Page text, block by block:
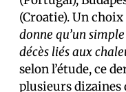
(Croatie). Un
donne qu’un
décès liés aux
selon l’étude, ce
plusieurs dizaines